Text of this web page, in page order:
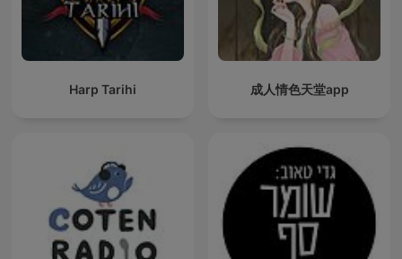
Harp Tarihi 成人情色天堂app